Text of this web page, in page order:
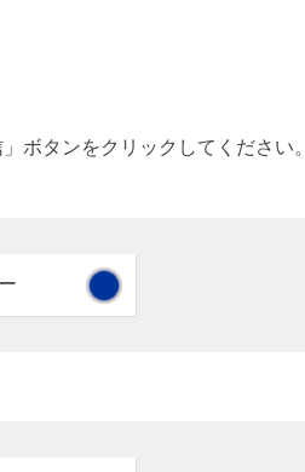
ボタンをクリックしてください。